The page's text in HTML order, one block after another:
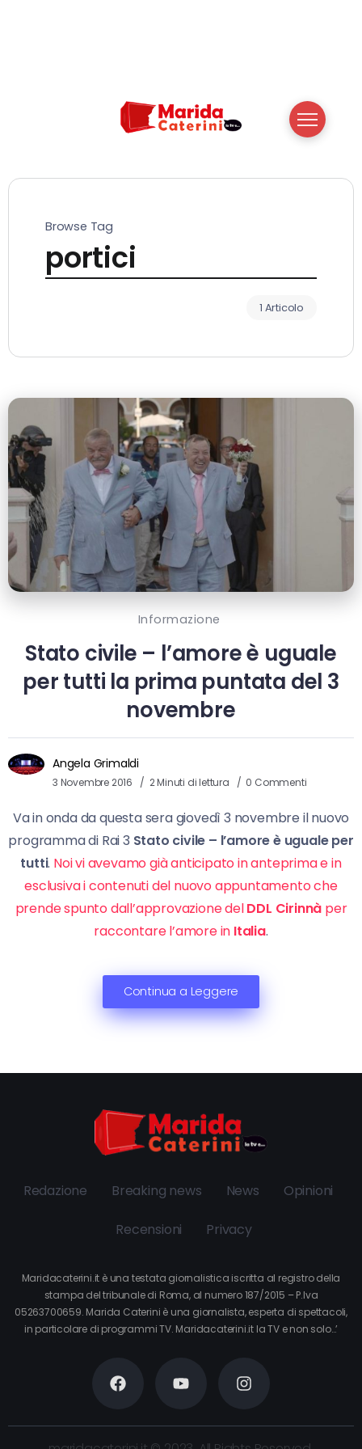
Browse Tag
portici
1 Articolo
Informazione
Stato civile – l’amore è uguale
per tutti la prima puntata del 3
novembre
Angela Grimaldi
3 Novembre 2016 2 Minuti di lettura 0 Commenti
Va in onda da questa sera giovedì 3 novembre il nuovo
programma di Rai 3 Stato civile – l’amore è uguale per
tutti. Noi vi avevamo già anticipato in anteprima e in
esclusiva i contenuti del nuovo appuntamento che
prende spunto dall’approvazione delDDL Cirinnà per
raccontare l’amore in Italia.
Continua a Leggere
Redazione Breaking news News Opinioni
Recensioni Privacy
Maridacaterini.it è una testata giornalistica iscritta al registro della
stampa del tribunale di Roma, al numero 187/2015 – P.Iva
05263700659. Marida Caterini è una giornalista, esperta di spettacoli,
in particolare di programmi TV. Maridacaterini.it la TV e non solo…’